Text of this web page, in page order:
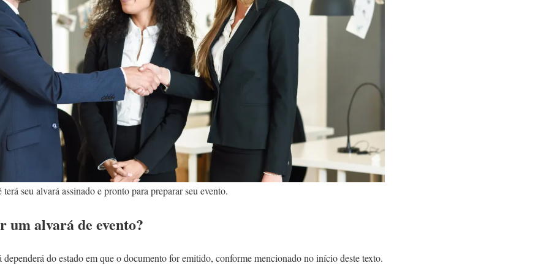
seu alvará assinado e pronto para preparar seu evento.
alvará de evento?
do estado em que o documento for emitido, conforme mencionado no início deste texto.